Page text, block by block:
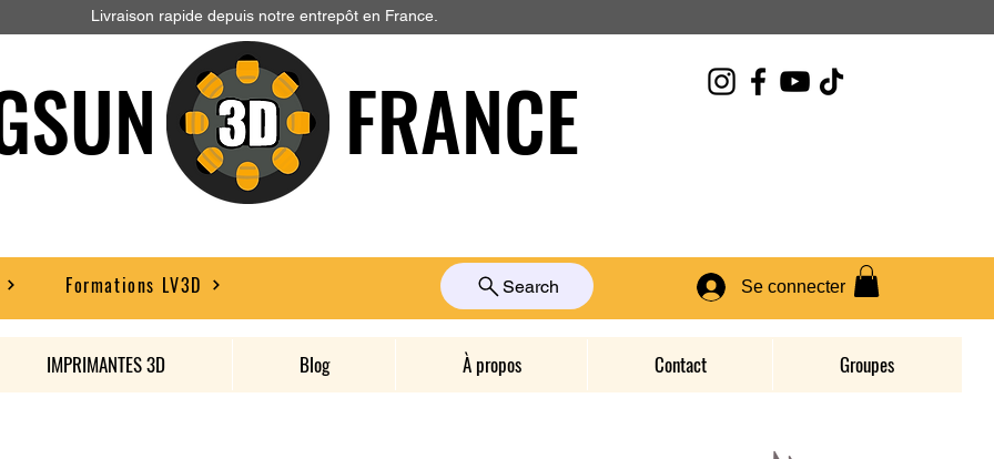
Livraison rapide depuis notre entrepôt en France.
FRANCE
Formations LV3D Se connecter
Search
IMPRIMANTES 3D Blog À propos Contact Groupes